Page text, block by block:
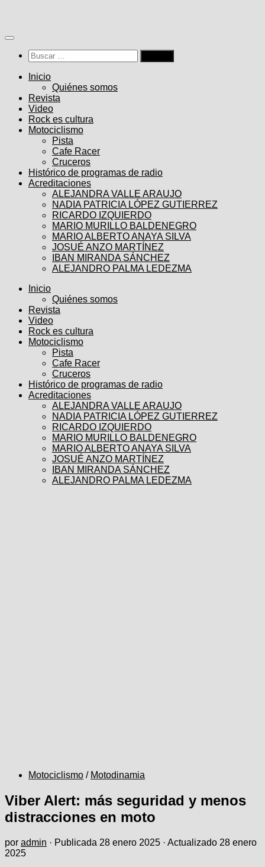
contenido
Buscar:
Inicio
Quiénes somos
Revista
Video
Rock es cultura
Motociclismo
Pista
Cafe Racer
Cruceros
Histórico de programas de radio
Acreditaciones
ALEJANDRA VALLE ARAUJO
NADIA PATRICIA LÓPEZ GUTIERREZ
RICARDO IZQUIERDO
MARIO MURILLO BALDENEGRO
MARIO ALBERTO ANAYA SILVA
JOSUÉ ANZO MARTÍNEZ
IBAN MIRANDA SÁNCHEZ
ALEJANDRO PALMA LEDEZMA
Inicio
Quiénes somos
Revista
Video
Rock es cultura
Motociclismo
Pista
Cafe Racer
Cruceros
Histórico de programas de radio
Acreditaciones
ALEJANDRA VALLE ARAUJO
NADIA PATRICIA LÓPEZ GUTIERREZ
RICARDO IZQUIERDO
MARIO MURILLO BALDENEGRO
MARIO ALBERTO ANAYA SILVA
JOSUÉ ANZO MARTÍNEZ
IBAN MIRANDA SÁNCHEZ
ALEJANDRO PALMA LEDEZMA
Motociclismo / Motodinamia
Viber Alert: más seguridad y menos
distracciones en moto
por admin · Publicada 28 enero 2025 · Actualizado 28 enero
2025